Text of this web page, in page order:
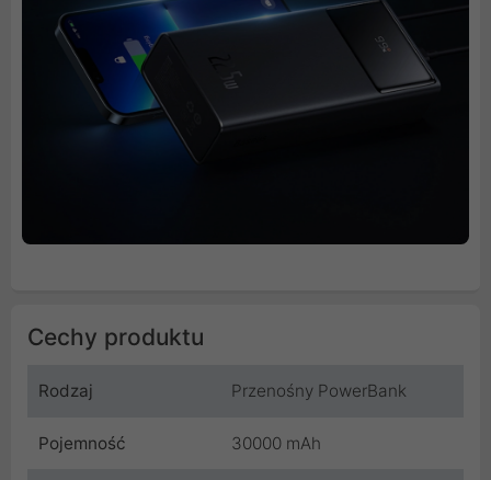
Cechy produktu
Rodzaj Przenośny PowerBank
Pojemność 30000 mAh